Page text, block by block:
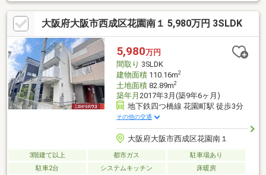
大阪府大阪市西成区花園南１ 5,980万円 3SLDK
5,980万円
間取り 3SLDK
建物面積110.16m2
土地面積82.89m2
築年月 2017年3月(築9年6ヶ月)
地下鉄四つ橋線 花園町駅 徒歩3分
その他の交通
大阪府大阪市西成区花園南１
3階建て以上 都市ガス
駐車場あり
駐車2台
システムキッチン 床暖房